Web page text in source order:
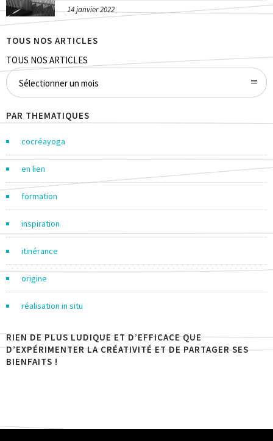
14 janvier 2022
TOUS NOS ARTICLES
TOUS NOS ARTICLES
Sélectionner un mois
PAR THEMATIQUES
cocréayoga
en lien
formation
inspiration
itinérance
origine
réalisation in situ
RIEN DE PLUS LUDIQUE ET D’EFFICACE QUE
D’EXPÉRIMENTER LA CRÉATIVITÉ ET DE PARTAGER SES
BIENFAITS !